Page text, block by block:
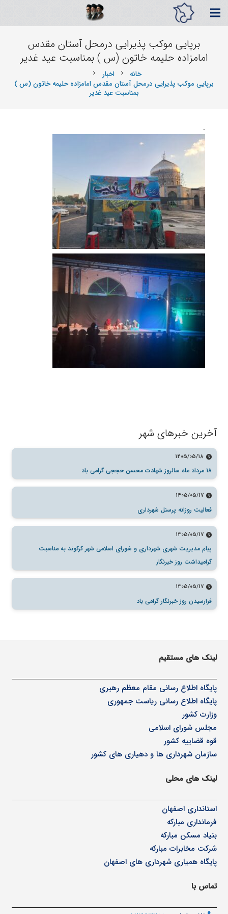
برپایی موکب پذیرایی درمحل آستان مقدس
امامزاده حلیمه خاتون (س ) بمناسبت عید غدیر
خانه chevron_right اخبار chevron_right
برپایی موکب پذیرایی درمحل آستان مقدس امامزاده حلیمه خاتون (س )
بمناسبت عید غدیر
.
آخرین خبرهای شهر
1405/05/18
۱۸ مرداد ماه سالروز شهادت محسن حججی گرامی باد
1405/05/17
فعالیت روزانه پرسنل شهرداری
1405/05/17
پیام مدیریت شهری شهرداری و شورای اسلامی شهر کرکوند به مناسبت
گرامیداشت روز خبرنگار
1405/05/17
فرارسیدن روز خبرنگار گرامی باد
لینک های مستقیم
پایگاه اطلاع رسانی مقام معظم رهبری
پایگاه اطلاع رسانی ریاست جمهوری
وزارت کشور
مجلس شورای اسلامی
قوه قضاییه کشور
سازمان شهرداری ها و دهیاری های کشور
لینک های محلی
استانداری اصفهان
فرمانداری مبارکه
بنیاد مسکن مبارکه
شرکت مخابرات مبارکه
پایگاه همیاری شهرداری های اصفهان
تماس با